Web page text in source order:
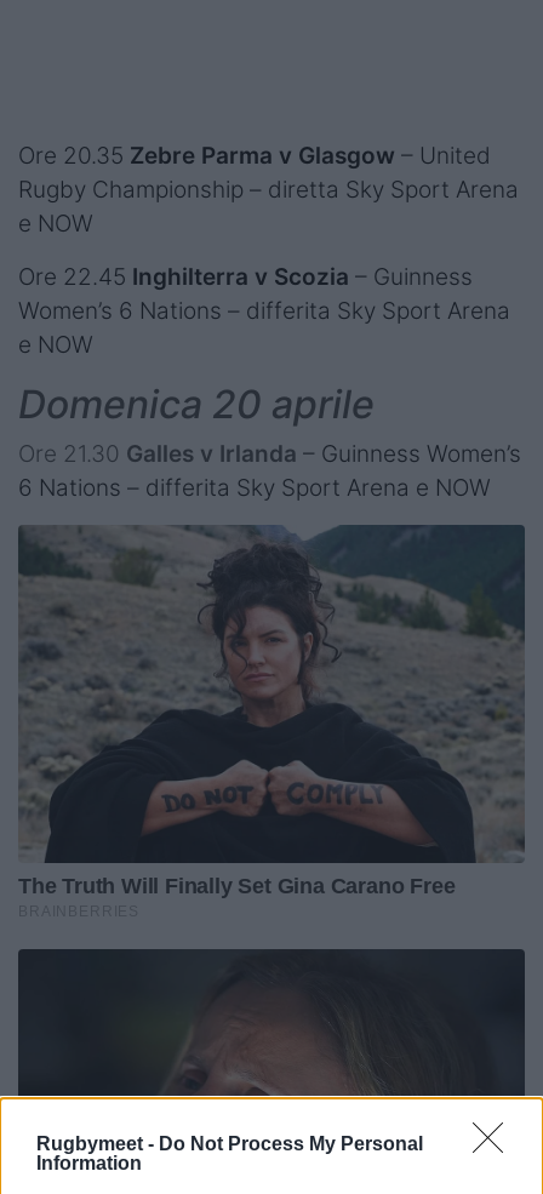
Rugbymeet - Do Not Process My Personal
Information
Ore 20.35 Zebre Parma v Glasgow – United
Rugby Championship – diretta Sky Sport Arena
e NOW
Ore 22.45 Inghilterra v Scozia – Guinness
Women’s 6 Nations – differita Sky Sport Arena
e NOW
Domenica 20 aprile
Ore 21.30 Galles v Irlanda – Guinness Women’s
6 Nations – differita Sky Sport Arena e NOW